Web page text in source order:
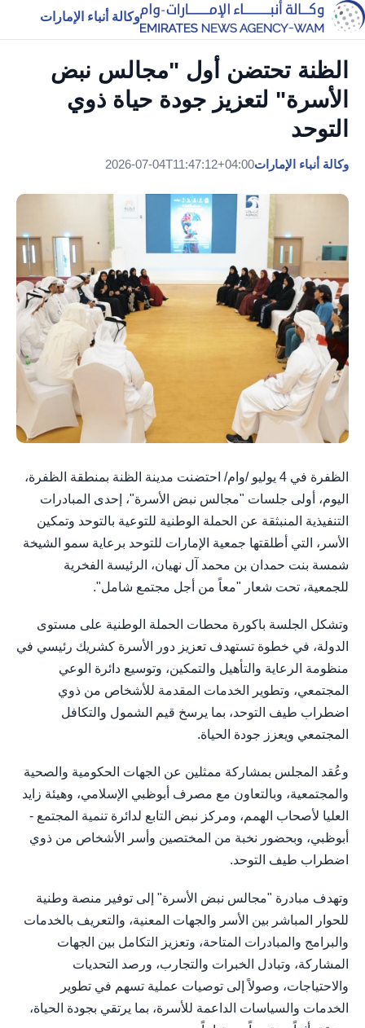
وكالة أنباء الإمارات
الظنة تحتضن أول "مجالس نبض
الأسرة" لتعزيز جودة حياة ذوي
التوحد
وكالة أنباء الإمارات2026-07-04T11:47:12+04:00
الظفرة في 4 يوليو /وام/ احتضنت مدينة الظنة بمنطقة الظفرة،
اليوم، أولى جلسات "مجالس نبض الأسرة"، إحدى المبادرات
التنفيذية المنبثقة عن الحملة الوطنية للتوعية بالتوحد وتمكين
الأسر، التي أطلقتها جمعية الإمارات للتوحد برعاية سمو الشيخة
شمسة بنت حمدان بن محمد آل نهيان، الرئيسة الفخرية
للجمعية، تحت شعار "معاً من أجل مجتمع شامل".
وتشكل الجلسة باكورة محطات الحملة الوطنية على مستوى
الدولة، في خطوة تستهدف تعزيز دور الأسرة كشريك رئيسي في
منظومة الرعاية والتأهيل والتمكين، وتوسيع دائرة الوعي
المجتمعي، وتطوير الخدمات المقدمة للأشخاص من ذوي
اضطراب طيف التوحد، بما يرسخ قيم الشمول والتكافل
المجتمعي ويعزز جودة الحياة.
وعُقد المجلس بمشاركة ممثلين عن الجهات الحكومية والصحية
والمجتمعية، وبالتعاون مع مصرف أبوظبي الإسلامي، وهيئة زايد
العليا لأصحاب الهمم، ومركز نبض التابع لدائرة تنمية المجتمع -
أبوظبي، وبحضور نخبة من المختصين وأسر الأشخاص من ذوي
اضطراب طيف التوحد.
وتهدف مبادرة "مجالس نبض الأسرة" إلى توفير منصة وطنية
للحوار المباشر بين الأسر والجهات المعنية، والتعريف بالخدمات
والبرامج والمبادرات المتاحة، وتعزيز التكامل بين الجهات
المشاركة، وتبادل الخبرات والتجارب، ورصد التحديات
والاحتياجات، وصولاً إلى توصيات عملية تسهم في تطوير
الخدمات والسياسات الداعمة للأسرة، بما يرتقي بجودة الحياة،